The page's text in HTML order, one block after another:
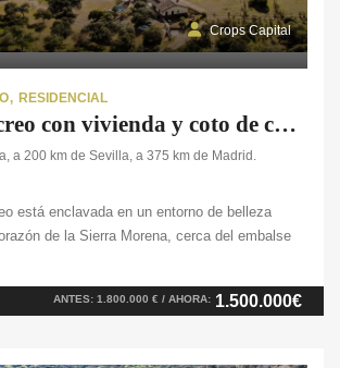
Crops Capital
RESIDENCIAL
Finca de recreo con vivienda y coto de caza en Córdoba
a 200 km de Sevilla, a 375 km de Madrid.
está enclavada en un entorno de belleza
de la Sierra Morena, cerca del embalse
arroyos y valles que forman unos
Con una extensión de 170 ha. la propiedad
ANTES: 1.800.000 € / AHORA: 1.500.000€